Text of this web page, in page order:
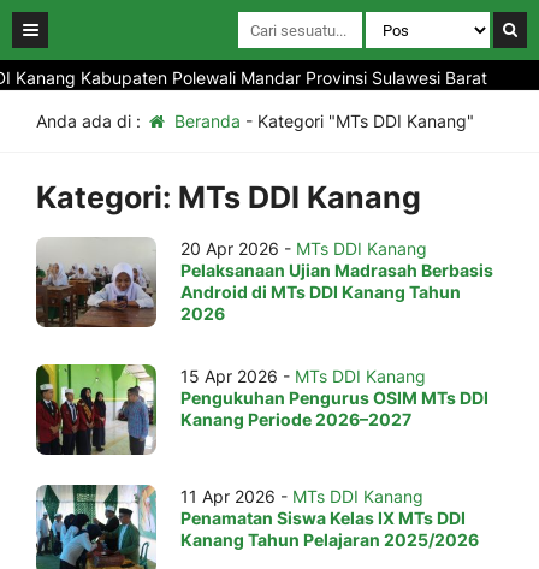
Kabupaten Polewali Mandar Provinsi Sulawesi Barat
Anda ada di : Beranda - Kategori "MTs DDI Kanang"
Kategori: MTs DDI Kanang
20 Apr 2026 - MTs DDI Kanang
Pelaksanaan Ujian Madrasah Berbasis
Android di MTs DDI Kanang Tahun
2026
15 Apr 2026 - MTs DDI Kanang
Pengukuhan Pengurus OSIM MTs DDI
Kanang Periode 2026–2027
11 Apr 2026 - MTs DDI Kanang
Penamatan Siswa Kelas IX MTs DDI
Kanang Tahun Pelajaran 2025/2026